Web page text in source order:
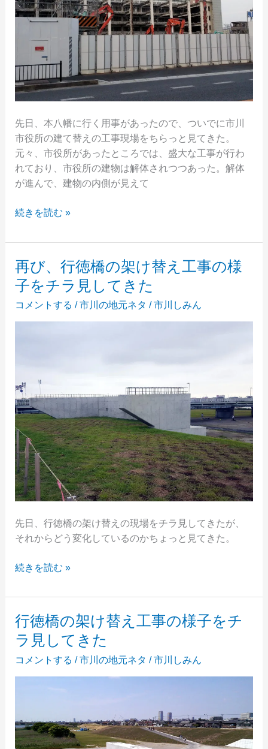
オ
す
る
ら
い。
先日、本八幡に行く用事があったので、ついでに市川
市役所の建て替えの工事現場をちらっと見てきた。
元々、市役所があったところでは、盛大な工事が行わ
れており、市役所の建物は解体されつつあった。解体
が進んで、建物の内側が見えて
解
工
中
の
市
見
て
き
た。
続きを読む »
再び、行徳橋の架け替え工事の様
子をチラ見してきた
コメントする / 市川の地元ネタ / 市川しみん
先日、行徳橋の架け替えの現場をチラ見してきたが、
それからどう変化しているのかちょっと見てきた。
再
行
徳
橋
の
架
事
の
続きを読む »
行徳橋の架け替え工事の様子をチ
ラ見してきた
コメントする /市川の地元ネタ /市川しみん